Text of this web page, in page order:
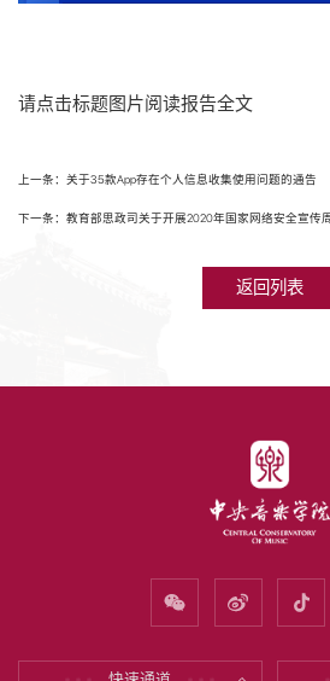
请点击标题图片阅读报告全文
上一条：关于35款App存在个人信息收集使用问题的通告
下一条：教育部思政司关于开展2020年国家网络安全宣传
返回列表